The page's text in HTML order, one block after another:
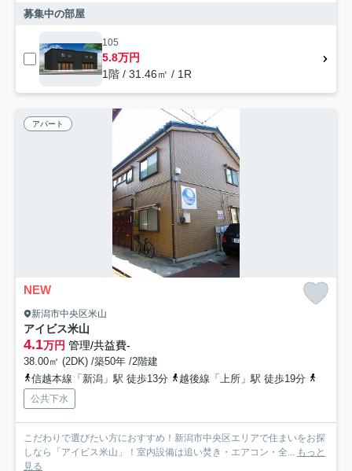
募集中の部屋
105
5.8万円
1階 / 31.46㎡ / 1R
アパート
NEW
新潟市中央区米山
アイビス米山
4.1万円 管理/共益費-
38.00㎡ (2DK) /築50年 /2階建
信越本線「新潟」駅 徒歩13分
越後線「上所」駅 徒歩19分
公共下水
こだわりで選びたい方におすすめ！新潟市中央区エリアで住まいをお探
しなら「アイビス米山」！室内設備は追い焚き・エアコン・全... もっと
見る